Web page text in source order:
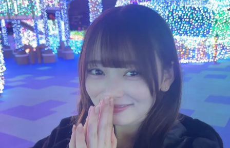
ファッションニュース
モデル私服
着回し
着痩せ
BEAUTY
ビューティニュース
トレンドメイク
ベストコスメ
ヘアアレンジ・ヘアケア
ボディケア
SCHOOL
スクールニュース
制服コーデ
学校ヘアメイク
勉強・受験・進路
ENTERTAINMENT
エンタメニュース
なにわ男子
K-POP
LIFESTYLE
ライフスタイルニュース
JKランキング・アワード
モデルの購入品
おでかけ
JK TREND
JKトレンドニュース
MODELS
MODEL'S BLOG